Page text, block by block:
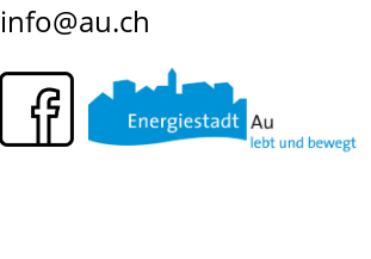
info@au.ch